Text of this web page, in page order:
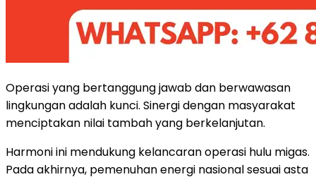
Operasi yang bertanggung jawab dan berwawasan
lingkungan adalah kunci. Sinergi dengan masyarakat
menciptakan nilai tambah yang berkelanjutan.
Harmoni ini mendukung kelancaran operasi hulu migas.
Pada akhirnya, pemenuhan energi nasional sesuai asta